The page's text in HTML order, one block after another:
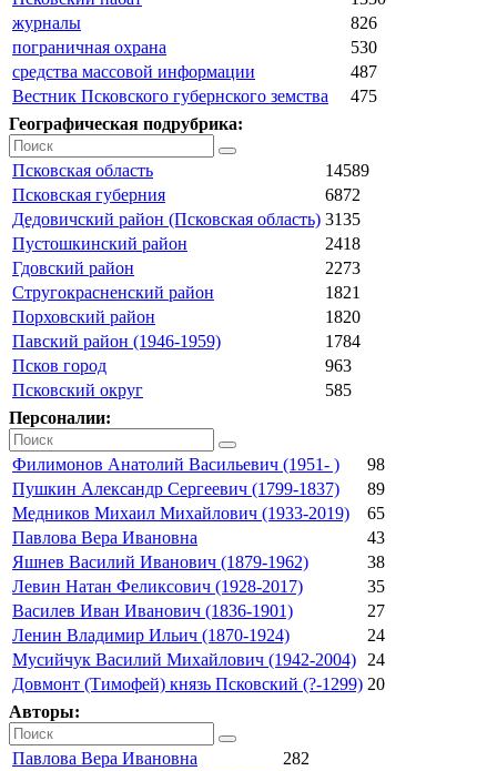
журналы
826
пограничная охрана
530
средства массовой информации
487
Вестник Псковского губернского земства
475
Географическая подрубрика:
Псковская область
14589
Псковская губерния
6872
Дедовичский район (Псковская область) 3135
Пустошкинский район
2418
Гдовский район
2273
Стругокрасненский район
1821
Порховский район
1820
Павский район (1946-1959)
1784
Псков город
963
Псковский округ
585
Персоналии:
Филимонов Анатолий Васильевич (1951- )
98
Пушкин Александр Сергеевич (1799-1837)
89
Медников Михаил Михайлович (1933-2019)
65
Павлова Вера Ивановна
43
Яшнев Василий Иванович (1879-1962)
38
Левин Натан Феликсович (1928-2017)
35
Василев Иван Иванович (1836-1901)
27
Ленин Владимир Ильич (1870-1924)
24
Мусийчук Василий Михайлович (1942-2004)
24
Довмонт (Тимофей) князь Псковский (?-1299) 20
Авторы:
Павлова Вера Ивановна
282